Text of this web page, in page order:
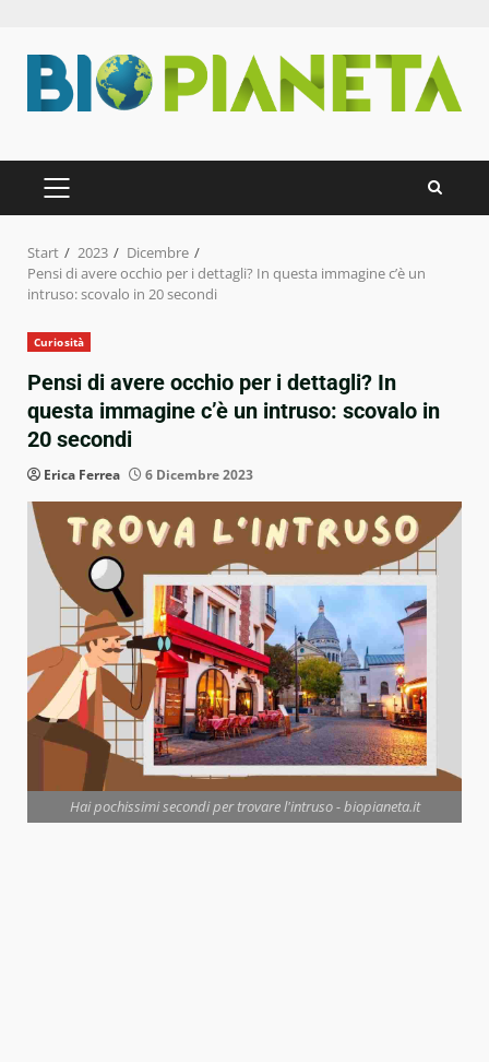
Inhalt
springen
PRIMÄRES
MENÜ
Start 2023
Dicembre
Pensi di avere occhio per i dettagli? In questa immagine c’è un
intruso: scovalo in 20 secondi
Curiosità
Pensi di avere occhio per i dettagli? In
questa immagine c’è un intruso: scovalo in
20 secondi
Erica Ferrea 6 Dicembre 2023
Hai pochissimi secondi per trovare l'intruso - biopianeta.it